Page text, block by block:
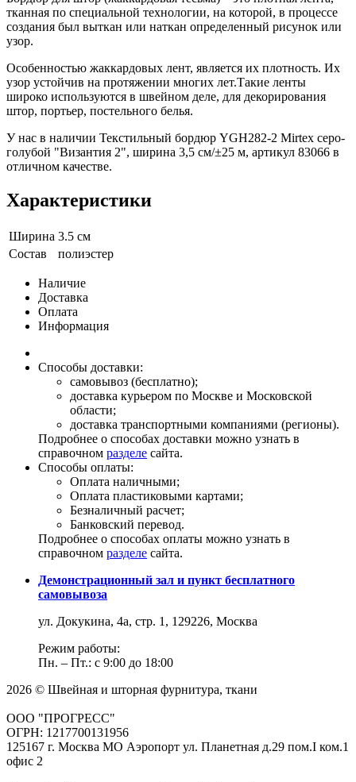
тканная по специальной технологии, на которой, в процессе
создания был выткан или наткан определенный рисунок или
узор.
Особенностью жаккардовых лент, является их плотность. Их
узор устойчив на протяжении многих лет.Такие ленты
широко используются в швейном деле, для декорирования
штор, портьер, постельного белья.
У нас в наличии Текстильный бордюр YGH282-2 Mirtex серо-
голубой "Византия 2", ширина 3,5 см/±25 м, артикул 83066 в
отличном качестве.
Характеристики
Ширина 3.5 см
Состав
полиэстер
Наличие
Доставка
Оплата
Информация
Способы доставки:
самовывоз (бесплатно);
доставка курьером по Москве и Московской
области;
доставка транспортными компаниями (регионы).
Подробнее о способах доставки можно узнать в
справочном разделе сайта.
Способы оплаты:
Оплата наличными;
Оплата пластиковыми картами;
Безналичный расчет;
Банковский перевод.
Подробнее о способах оплаты можно узнать в
справочном разделе сайта.
Демонстрационный зал и пункт бесплатного
самовывоза
ул. Докукина, 4а, стр. 1, 129226, Москва
Режим работы:
Пн. – Пт.: с 9:00 до 18:00
2026 © Швейная и шторная фурнитура, ткани
ООО "ПРОГРЕСС"
ОГРН: 1217700131956
125167 г. Москва МО Аэропорт ул. Планетная д.29 пом.I ком.1
офис 2